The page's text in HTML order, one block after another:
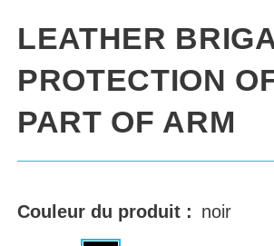
LEATHER
PROTECTION
PART OF ARM
Couleur du produit : noir